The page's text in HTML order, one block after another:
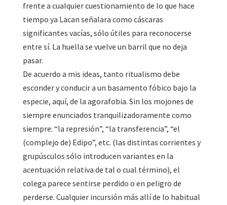
frente a cualquier cuestionamiento de lo que hace
tiempo ya Lacan señalara como cáscaras
significantes vacías, sólo útiles para reconocerse
entre sí. La huella se vuelve un barril que no deja
pasar.
De acuerdo a mis ideas, tanto ritualismo debe
esconder y conducir a un basamento fóbico bajo la
especie, aquí, de la agorafobia. Sin los mojones de
siempre enunciados tranquilizadoramente como
siempre: “la represión”, “la transferencia”, “el
(complejo de) Edipo”, etc. (las distintas corrientes y
grupúsculos sólo introducen variantes en la
acentuación relativa de tal o cual término), el
colega parece sentirse perdido o en peligro de
perderse. Cualquier incursión más allí de lo habitual